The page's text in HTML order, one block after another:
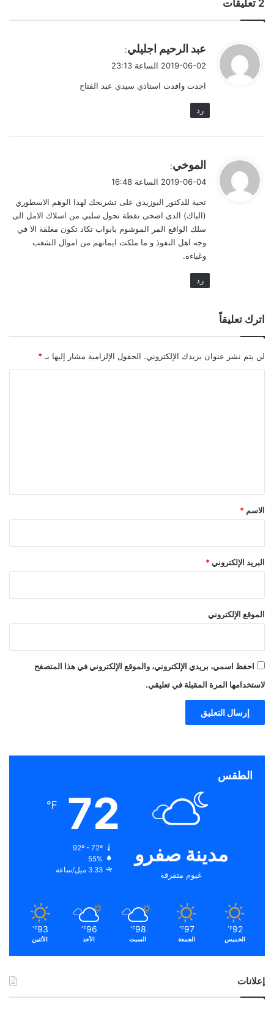
‫2 تعليقات
ي
ل
عبد الرحيم اجليلي:
2019-06-02 الساعة 23:13
اجدت وافدت استاذي سيدي عبد الفتاح
رد
ي
ل
الموخي:
2019-06-04 الساعة 16:48
تحية للدكتور البوزيدي على تشريحك لهدا الوهم الاسطوري
(الباك) الدي اضحى نقطة تحول سلبي من اسلاك الامل الى
سلك الواقع المر الموشوم بابواب تكاد تكون مغلقة الا في
وجه اهل النفوذ و ما ملكت ايمانهم من اموال الشعب
وغباءه.
رد
اترك تعليقاً
لن يتم نشر عنوان بريدك الإلكتروني. الحقول الإلزامية مشار إليها بـ *
*
الاسم *
البريد الإلكتروني *
الموقع الإلكتروني
احفظ اسمي، بريدي الإلكتروني، والموقع الإلكتروني في هذا المتصفح
لاستخدامها المرة المقبلة في تعليقي.
الطقس
مدينة صفرو
غيوم متفرقة
72
℉
92º - 72º
55%
3.33 ميل/ساعة
92
℉
الخميس
97
℉
الجمعة
98
℉
السبت
96
℉
الأحد
93
℉
الأثنين
إعلانات